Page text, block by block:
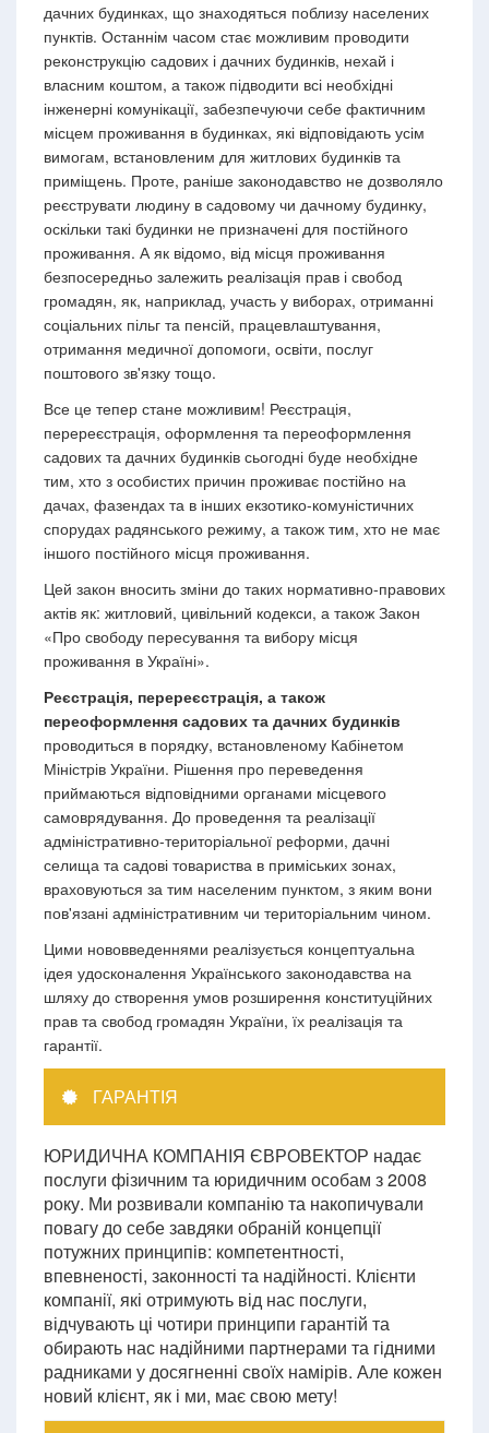
дачних будинках, що знаходяться поблизу населених
пунктів. Останнім часом стає можливим проводити
реконструкцію садових і дачних будинків, нехай і
власним коштом, а також підводити всі необхідні
інженерні комунікації, забезпечуючи себе фактичним
місцем проживання в будинках, які відповідають усім
вимогам, встановленим для житлових будинків та
приміщень. Проте, раніше законодавство не дозволяло
реєструвати людину в садовому чи дачному будинку,
оскільки такі будинки не призначені для постійного
проживання. А як відомо, від місця проживання
безпосередньо залежить реалізація прав і свобод
громадян, як, наприклад, участь у виборах, отриманні
соціальних пільг та пенсій, працевлаштування,
отримання медичної допомоги, освіти, послуг
поштового зв'язку тощо.
Все це тепер стане можливим! Реєстрація,
перереєстрація, оформлення та переоформлення
садових та дачних будинків сьогодні буде необхідне
тим, хто з особистих причин проживає постійно на
дачах, фазендах та в інших екзотико-комуністичних
спорудах радянського режиму, а також тим, хто не має
іншого постійного місця проживання.
Цей закон вносить зміни до таких нормативно-правових
актів як: житловий, цивільний кодекси, а також Закон
«Про свободу пересування та вибору місця
проживання в Україні».
Реєстрація, перереєстрація, а також
переоформлення садових та дачних будинків
проводиться в порядку, встановленому Кабінетом
Міністрів України. Рішення про переведення
приймаються відповідними органами місцевого
самоврядування. До проведення та реалізації
адміністративно-територіальної реформи, дачні
селища та садові товариства в приміських зонах,
враховуються за тим населеним пунктом, з яким вони
пов'язані адміністративним чи територіальним чином.
Цими нововведеннями реалізується концептуальна
ідея удосконалення Українського законодавства на
шляху до створення умов розширення конституційних
прав та свобод громадян України, їх реалізація та
гарантії.
ГАРАНТІЯ
ЮРИДИЧНА КОМПАНІЯ ЄВРОВЕКТОР надає
послуги фізичним та юридичним особам з 2008
року. Ми розвивали компанію та накопичували
повагу до себе завдяки обраній концепції
потужних принципів: компетентності,
впевненості, законності та надійності. Клієнти
компанії, які отримують від нас послуги,
відчувають ці чотири принципи гарантій та
обирають нас надійними партнерами та гідними
радниками у досягненні своїх намірів. Але кожен
новий клієнт, як і ми, має свою мету!